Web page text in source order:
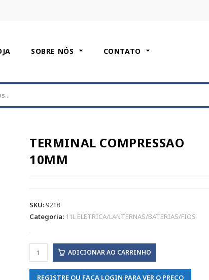
SOBRE NÓS CONTATO
TERMINAL COMPRESSAO
10MM
SKU:9218
Categoria: 11L ELETRICA/LANTERNAS/BATERIAS/FIOS
ADICIONAR AO CARRINHO
REGISTRE OU FAÇA LOGIN PARA VER O PREÇO